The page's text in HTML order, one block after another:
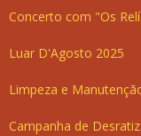
Concerto com "Os
Luar D'Agosto 2025
Limpeza e
Campanha de